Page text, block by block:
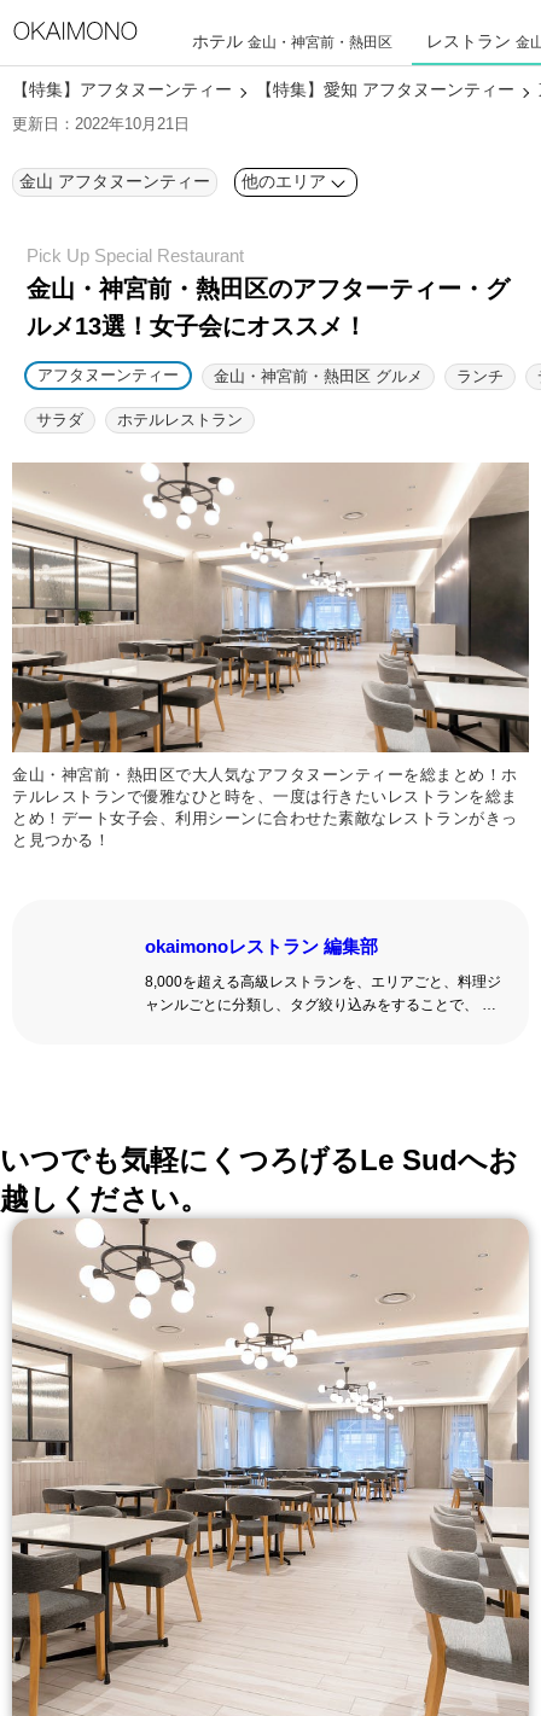
ホテル 金山・神宮前・熱田区 レストラン 金
【特集】アフタヌーンティー 【特集】愛知 アフタヌーンティー
更新日：2022年10月21日
金山 アフタヌーンティー 他のエリア
金山・神宮前・熱田区のアフターティー・グ
ルメ13選！女子会にオススメ！
アフタヌーンティー 金山・神宮前・熱田区 グルメ ランチ
サラダ ホテルレストラン
金山・神宮前・熱田区で大人気なアフタヌーンティーを総まとめ！ホ
テルレストランで優雅なひと時を、一度は行きたいレストランを総ま
とめ！デート女子会、利用シーンに合わせた素敵なレストランがきっ
と見つかる！
okaimonoレストラン 編集部
8,000を超える高級レストランを、エリアごと、料理ジ
ャンルごとに分類し、タグ絞り込みをすることで、 い
いつでも気軽にくつろげるLe Sudへお
越しください。